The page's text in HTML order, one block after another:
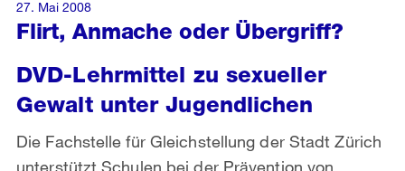
Flirt, Anmache oder Übergriff?
DVD-Lehrmittel zu sexueller
Gewalt unter Jugendlichen
Die Fachstelle für Gleichstellung der Stadt Zürich
unterstützt Schulen bei der Prävention von
27. Mai 2008